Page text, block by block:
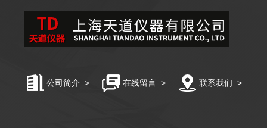
公司简介 > 在线留言 > 联系我们 >